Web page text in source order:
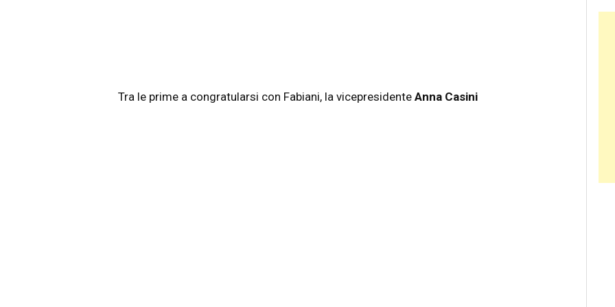
Tra le prime a congratularsi con Fabiani, la vicepresidente Anna Casini